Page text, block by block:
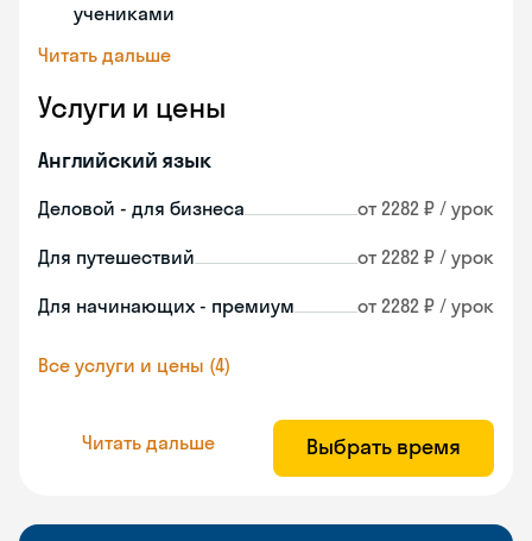
учениками
Читать дальше
Услуги и цены
Английский язык
Деловой - для бизнеса от 2282 ₽ / урок
Для путешествий от 2282 ₽ / урок
Для начинающих - премиум от 2282 ₽ / урок
Все услуги и цены (4)
Читать дальше Выбрать время